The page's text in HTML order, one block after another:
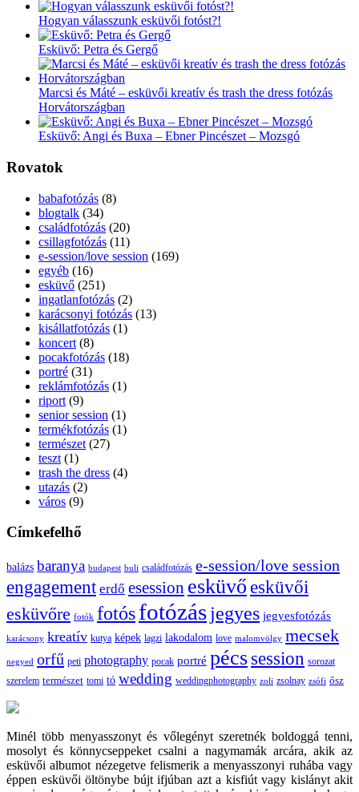
Hogyan válasszunk esküvői fotóst?!
Esküvő: Petra és Gergő
Marcsi és Máté – esküvői kreatív és trash the dress fotózás
Horvátországban
Esküvő: Angi és Buxa – Ebner Pincészet – Mozsgó
Rovatok
babafotózás (8)
blogtalk (34)
családfotózás (20)
csillagfotózás (11)
e-session/love session (169)
egyéb (16)
esküvő (251)
ingatlanfotózás (2)
karácsonyi fotózás (13)
kisállatfotózás (1)
koncert (8)
pocakfotózás (18)
portré (31)
reklámfotózás (1)
riport (9)
senior session (1)
termékfotózás (1)
természet (27)
teszt (1)
trash the dress (4)
utazás (2)
város (9)
Címkefelhő
balázs baranya budapest buli családfotózás e-session/love session
engagement erdő esession esküvő esküvői
esküvőre fotók fotósfotózásjegyes jegyesfotózás
karácsony kreatív kutya képek lagzi lakodalom love malomvölgy mecsek
negyed orfű peti photography pocak portré pécssession sorozat
szerelem természet tomi tó wedding weddingphotography zoli zsolnay zsófi ősz
Minél több menyasszonyt és vőlegényt szeretnék boldoggá tenni,
mosolyt és könnycseppeket csalni a nagymamák arcára, akik az
esküvői albumot nézegetve felismerik a menyasszonyi ruhába vagy
éppen esküvői öltönybe bújt ifjúban azt a kisfiút vagy kislányt akit